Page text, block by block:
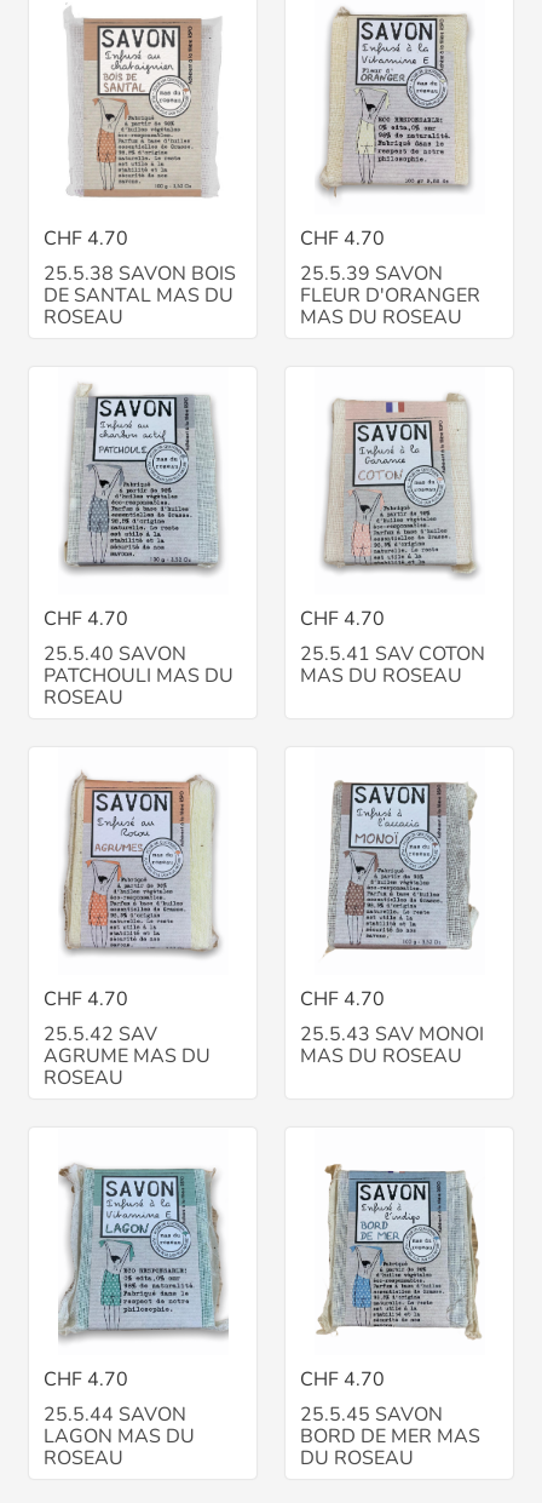
CHF 4.70
25.5.38 SAVON BOIS
DE SANTAL MAS DU
ROSEAU
CHF 4.70
25.5.39 SAVON
FLEUR D'ORANGER
MAS DU ROSEAU
CHF 4.70
25.5.40 SAVON
PATCHOULI MAS DU
ROSEAU
CHF 4.70
25.5.41 SAV COTON
MAS DU ROSEAU
CHF 4.70
25.5.42 SAV
AGRUME MAS DU
ROSEAU
CHF 4.70
25.5.43 SAV MONOI
MAS DU ROSEAU
CHF 4.70
25.5.44 SAVON
LAGON MAS DU
ROSEAU
CHF 4.70
25.5.45 SAVON
BORD DE MER MAS
DU ROSEAU